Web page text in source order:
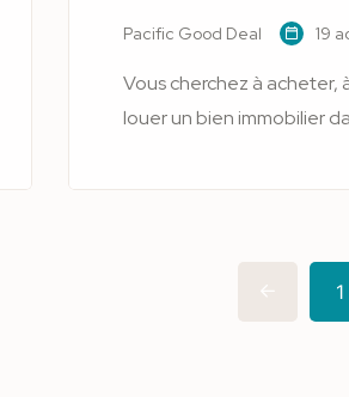
Pacific Good Deal 19
Vous cherchez à acheter,
louer un bien immobilier
Polynésie Française ou
Sur le site de petites
gratuites Pacific Good
trouverez des milliers
1